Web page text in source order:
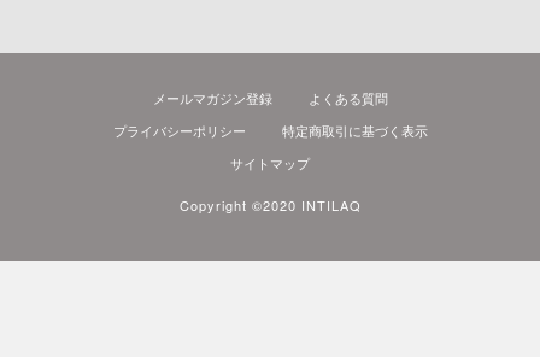
メールマガジン登録
よくある質問
プライバシーポリシー
特定商取引に基づく表示
サイトマップ
Copyright ©2020 INTILAQ